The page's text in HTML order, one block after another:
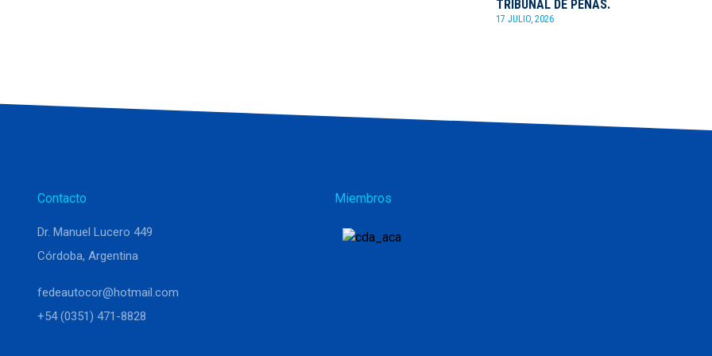
TRIBUNAL DE PENAS.
17 JULIO, 2026
Contacto
Dr. Manuel Lucero 449
Córdoba, Argentina
fedeautocor@hotmail.com
+54 (0351) 471-8828
Miembros